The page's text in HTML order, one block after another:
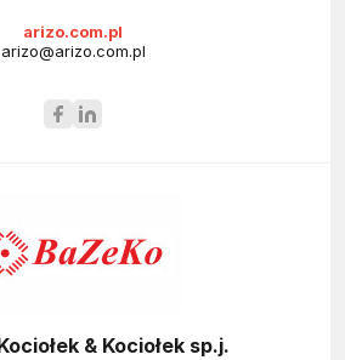
arizo.com.pl
arizo@arizo.com.pl
& Kociołek sp.j.